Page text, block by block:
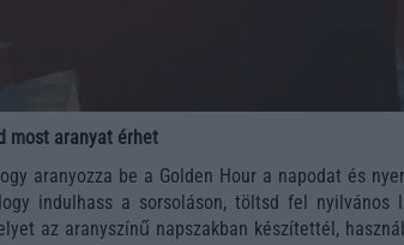
most aranyat érhet
aranyozza be a Golden Hour a napodat és
indulhass a sorsoláson, töltsd fel nyilvános
az aranyszínű napszakban készítettél,